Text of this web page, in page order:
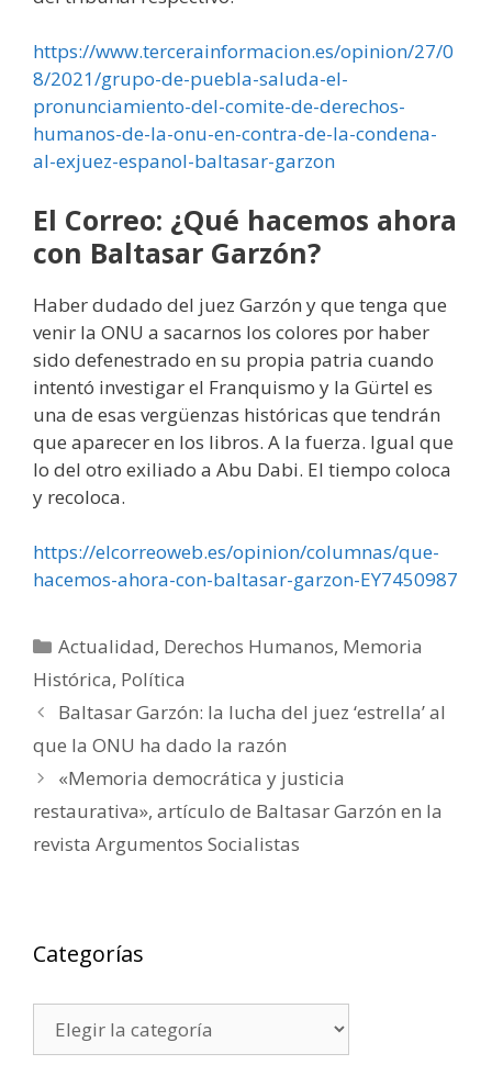
https://www.tercerainformacion.es/opinion/27/0
8/2021/grupo-de-puebla-saluda-el-
pronunciamiento-del-comite-de-derechos-
humanos-de-la-onu-en-contra-de-la-condena-
al-exjuez-espanol-baltasar-garzon
El Correo: ¿Qué hacemos ahora
con Baltasar Garzón?
Haber dudado del juez Garzón y que tenga que
venir la ONU a sacarnos los colores por haber
sido defenestrado en su propia patria cuando
intentó investigar el Franquismo y la Gürtel es
una de esas vergüenzas históricas que tendrán
que aparecer en los libros. A la fuerza. Igual que
lo del otro exiliado a Abu Dabi. El tiempo coloca
y recoloca.
https://elcorreoweb.es/opinion/columnas/que-
hacemos-ahora-con-baltasar-garzon-EY7450987
Categorías
Actualidad, Derechos Humanos, Memoria
Histórica, Política
Baltasar Garzón: la lucha del juez ‘estrella’ al
que la ONU ha dado la razón
«Memoria democrática y justicia
restaurativa», artículo de Baltasar Garzón en la
revista Argumentos Socialistas
Categorías